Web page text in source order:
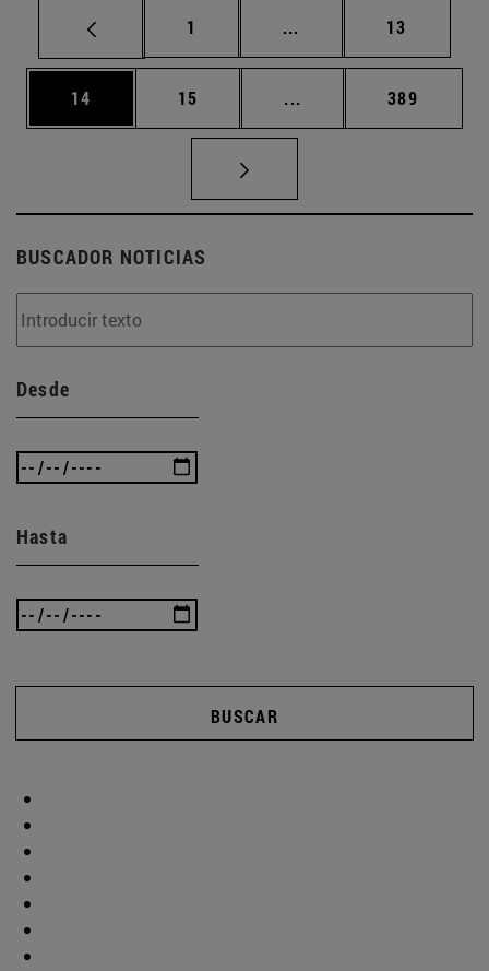
Página
1 ... Páginas intermedias
Página
13
Página
14 Página
15 ... Páginas intermedias
Página
389
BUSCADOR NOTICIAS
Desde
Hasta
BUSCAR